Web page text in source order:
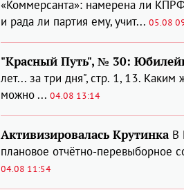
«Коммерсанта»: намерена ли
и рада ли партия ему, учит... 05.08
"Красный Путь", № 30:
лет... за три дня", стр. 1, 13.
можно ... 04.08 13:14
Активизировалась Крутинка В
плановое отчётно-перевыборное
04.08 11:54